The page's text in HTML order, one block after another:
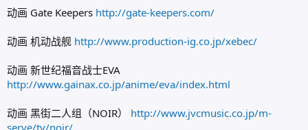
动画 Gate Keepers http://gate-keepers.com/
动画 机动战舰 http://www.production-ig.co.jp/xebec/
动画 新世纪福音战士EVA
http://www.gainax.co.jp/anime/eva/index.html
动画 黑街二人组（NOIR） http://www.jvcmusic.co.jp/m-
serve/tv/noir/